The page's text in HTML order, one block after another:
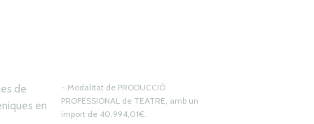
de
en
- Modalitat de PRODUCCIÓ
PROFESSIONAL de TEATRE, amb un
import de 40.994,01€.